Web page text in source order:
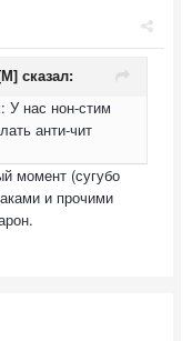
сказал:
У нас нон-стим
анти-чит
момент (сугубо
и прочими